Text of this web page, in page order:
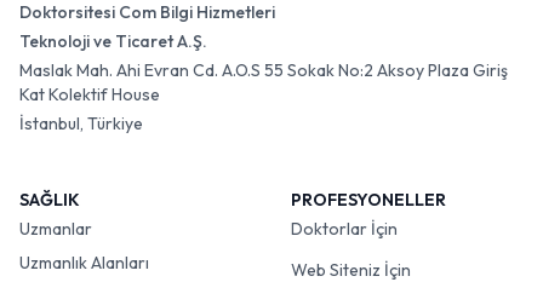
Doktorsitesi Com Bilgi Hizmetleri
Teknoloji ve Ticaret A.Ş.
Maslak Mah. Ahi Evran Cd. A.O.S 55 Sokak No:2 Aksoy Plaza Giriş
Kat Kolektif House
İstanbul, Türkiye
SAĞLIK
Uzmanlar
Uzmanlık Alanları
PROFESYONELLER
Doktorlar İçin
Web Siteniz İçin